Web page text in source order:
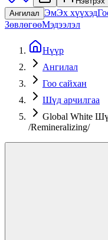
Ангилал ЭмЭх хүүхэд
ЗөвлөгөөМэдээлэл
Нүүр
Ангилал
Гоо сайхан
Шүд арчилгаа
Global White
/Remineralizing/